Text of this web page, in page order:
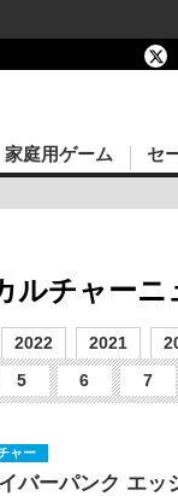
家庭用ゲーム セ
ルチャーニ
2022 2021
5 6 7
ャー
イバーパンク エ